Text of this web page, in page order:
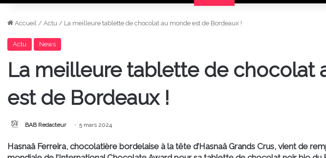
Accueil / Actu / La meilleure tablette de chocolat au monde est de Bordeaux !
Actu News
La meilleure tablette de chocolat
est de Bordeaux !
BAB Redacteur 5 mars 2024
Hasnaâ Ferreira, chocolatière bordelaise à la tête d’Hasnaâ Grands Crus, vient de